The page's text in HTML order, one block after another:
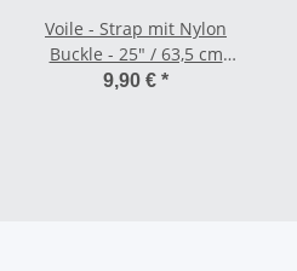
Voile - Strap mit Nylon
Buckle - 25" / 63,5 cm
schwarz/weiß
9,90 € *